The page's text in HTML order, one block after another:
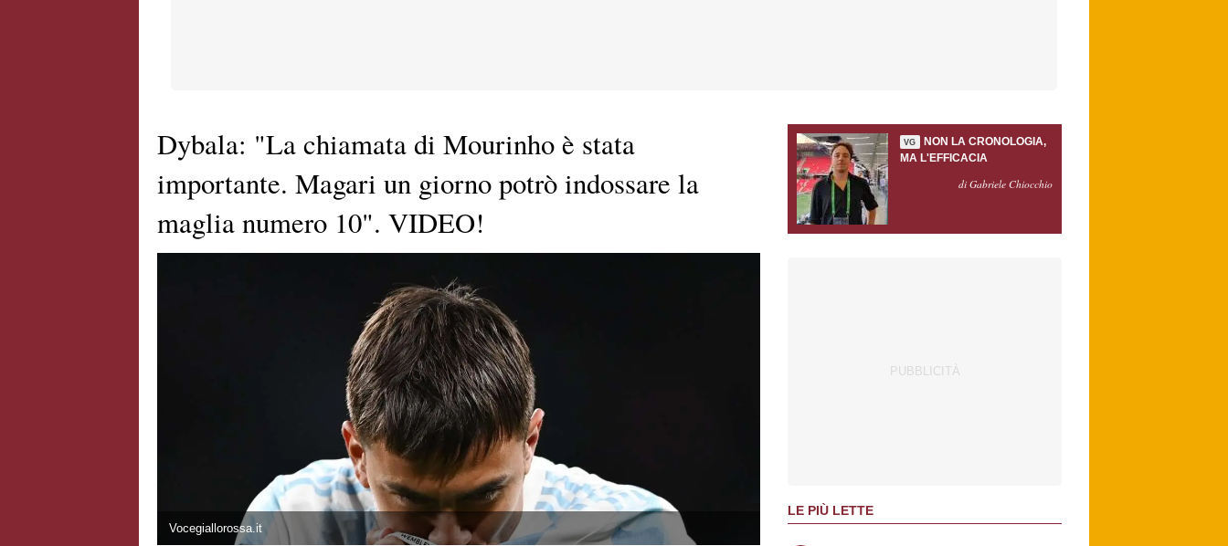
Dybala: "La chiamata di Mourinho è stata
importante. Magari un giorno potrò indossare la
maglia numero 10". VIDEO!
Vocegiallorossa.it
VG
NON LA CRONOLOGIA,
MA L'EFFICACIA
di Gabriele Chiocchio
LE PIÙ LETTE